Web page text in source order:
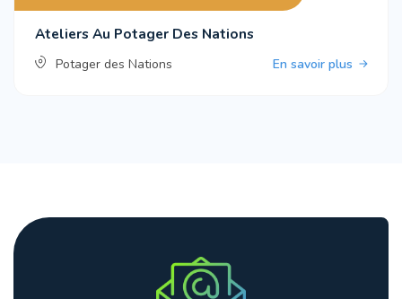
Ateliers Au Potager Des Nations
Potager des Nations En savoir plus